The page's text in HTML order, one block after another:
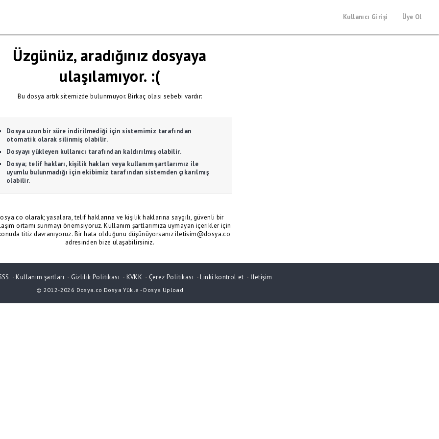
Kullanıcı Girişi Üye Ol
Üzgünüz, aradığınız dosyaya
ulaşılamıyor. :(
Bu dosya artık sitemizde bulunmuyor. Birkaç olası sebebi vardır:
Dosya uzun bir süre indirilmediği için sistemimiz tarafından
otomatik olarak silinmiş olabilir.
Dosyayı yükleyen kullanıcı tarafından kaldırılmış olabilir.
Dosya; telif hakları, kişilik hakları veya kullanım şartlarımız ile
uyumlu bulunmadığı için ekibimiz tarafından sistemden çıkarılmış
olabilir.
olarak; yasalara, telif haklarına ve kişilik haklarına saygılı, güvenli bir
ortamı sunmayı önemsiyoruz. Kullanım şartlarımıza uymayan içerikler için
titiz davranıyoruz. Bir hata olduğunu düşünüyorsanız iletisim@dosya.co
adresinden bize ulaşabilirsiniz.
-Kullanım şartları - Gizlilik Politikası - KVKK - Çerez Politikası -Linki kontrol et - İletişim
© 2012-2026 Dosya.co Dosya Yükle - Dosya Upload